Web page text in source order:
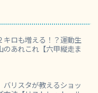
キロも増える！？運動生
のあれこれ【六甲縦走ま
バリスタが教えるショッ